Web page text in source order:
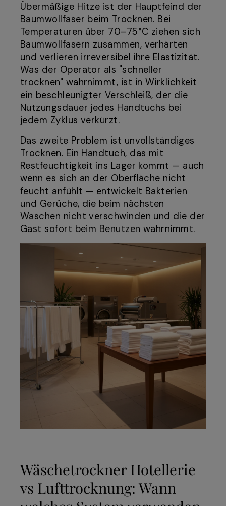
Übermäßige Hitze ist der Hauptfeind der
Baumwollfaser beim Trocknen. Bei
Temperaturen über 70–75°C ziehen sich
Baumwollfasern zusammen, verhärten
und verlieren irreversibel ihre Elastizität.
Was der Operator als "schneller
trocknen" wahrnimmt, ist in Wirklichkeit
ein beschleunigter Verschleiß, der die
Nutzungsdauer jedes Handtuchs bei
jedem Zyklus verkürzt.
Das zweite Problem ist unvollständiges
Trocknen. Ein Handtuch, das mit
Restfeuchtigkeit ins Lager kommt — auch
wenn es sich an der Oberfläche nicht
feucht anfühlt — entwickelt Bakterien
und Gerüche, die beim nächsten
Waschen nicht verschwinden und die der
Gast sofort beim Benutzen wahrnimmt.
Wäschetrockner Hotellerie
vs Lufttrocknung: Wann